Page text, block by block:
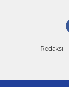
Redaksi